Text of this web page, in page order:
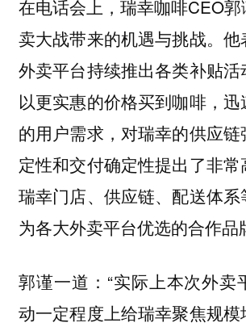
在电话会上，瑞幸咖啡CEO
卖大战带来的机遇与挑战。
外卖平台持续推出各类补贴
以更实惠的价格买到咖啡，
的用户需求，对瑞幸的供应
定性和交付确定性提出了非
瑞幸门店、供应链、配送体
为各大外卖平台优选的合作品
郭谨一道：“实际上本次外卖
动一定程度上给瑞幸聚焦规